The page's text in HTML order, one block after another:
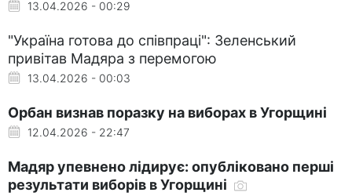
13.04.2026 - 00:29
"Україна готова до співпраці": Зеленський
привітав Мадяра з перемогою
13.04.2026 - 00:03
Орбан визнав поразку на виборах в Угорщині
12.04.2026 - 22:47
Мадяр упевнено лідирує: опубліковано перші
результати виборів в Угорщині